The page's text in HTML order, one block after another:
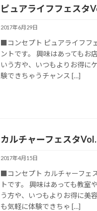
ピュアライフフェス
2017年6月29日
■コンセプト ピュアライフフ
ントです。 興味はあってもお
いう方や、いつもよりお得に
験できちゃうチャンス […]
カルチャーフェスタ
2017年4月15日
■コンセプト カルチャーフェ
トです。 興味はあっても教室
う方や、いつもよりお得に美
も気軽に体験できちゃ […]